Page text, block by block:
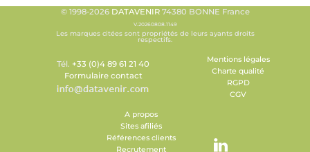
© 1998-2026 DATAVENIR74380 BONNE France
V.20260808.1149
Les marques citées sont propriétés de leurs ayants droits
respectifs.
Tél. +33 (0)4 89 61 21 40
Formulaire contact
Mentions légales
Charte qualité
RGPD
CGV
A propos
Sites afiliés
Références clients
Recrutement